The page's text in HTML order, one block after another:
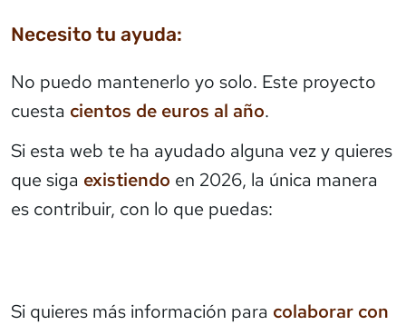
Necesito tu ayuda:
No puedo mantenerlo yo solo. Este proyecto
cuesta cientos de euros al año.
Si esta web te ha ayudado alguna vez y quieres
que siga existiendo en 2026, la única manera
es contribuir, con lo que puedas:
Si quieres más información para colaborar con